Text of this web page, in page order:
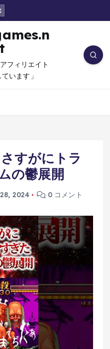
フィリエイト
います」
すがにトラ
の鬱展開
2024 0 コメント